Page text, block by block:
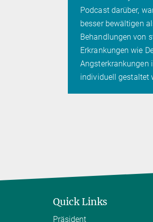
Podcast darüber,
besser bewältigen
Behandlungen von
Erkrankungen wie
Angsterkrankungen
individuell gestaltet
Quick Links
Präsident